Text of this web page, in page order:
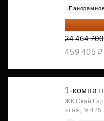
20 305
24 464
459 405 ₽
1-
ЖК Скай
этаж, №425